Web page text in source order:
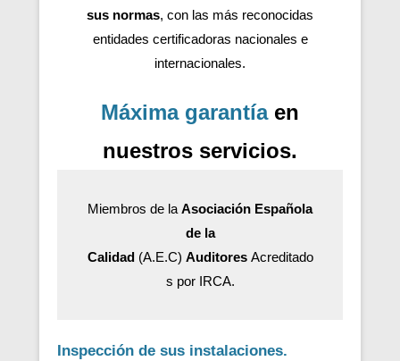
sus normas, con las más reconocidas
entidades certificadoras nacionales e
internacionales.
Máxima garantíaen
nuestros servicios.
Miembros de la Asociación Española
de la
Calidad(A.E.C) AuditoresAcreditado
s por IRCA.
Inspección de sus instalaciones.